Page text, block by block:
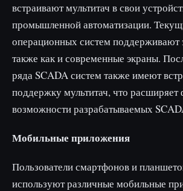
встраивают мультитач в свои
промышленной автоматизации.
операционных систем поддерживают
также как и современные экраны.
ряда SCADA систем также имеют
поддержку мультитач, что
возможности разрабатываемых
Мобильные приложения
Пользователи смартфонов и
используют различные мобильные